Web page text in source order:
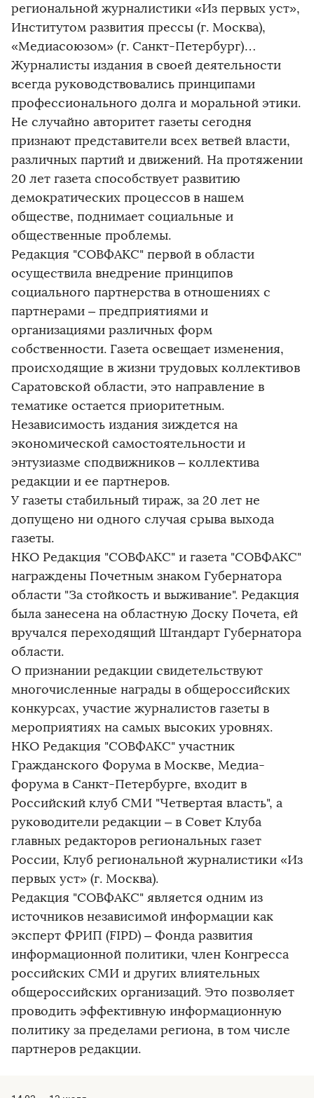
региональной журналистики «Из первых уст»,
Институтом развития прессы (г. Москва),
«Медиасоюзом» (г. Санкт-Петербург)…
Журналисты издания в своей деятельности
всегда руководствовались принципами
профессионального долга и моральной этики.
Не случайно авторитет газеты сегодня
признают представители всех ветвей власти,
различных партий и движений. На протяжении
20 лет газета способствует развитию
демократических процессов в нашем
обществе, поднимает социальные и
общественные проблемы.
Редакция "СОВФАКС" первой в области
осуществила внедрение принципов
социального партнерства в отношениях с
партнерами – предприятиями и
организациями различных форм
собственности. Газета освещает изменения,
происходящие в жизни трудовых коллективов
Саратовской области, это направление в
тематике остается приоритетным.
Независимость издания зиждется на
экономической самостоятельности и
энтузиазме сподвижников – коллектива
редакции и ее партнеров.
У газеты стабильный тираж, за 20 лет не
допущено ни одного случая срыва выхода
газеты.
НКО Редакция "СОВФАКС" и газета "СОВФАКС"
награждены Почетным знаком Губернатора
области "За стойкость и выживание". Редакция
была занесена на областную Доску Почета, ей
вручался переходящий Штандарт Губернатора
области.
О признании редакции свидетельствуют
многочисленные награды в общероссийских
конкурсах, участие журналистов газеты в
мероприятиях на самых высоких уровнях.
НКО Редакция "СОВФАКС" участник
Гражданского Форума в Москве, Медиа-
форума в Санкт-Петербурге, входит в
Российский клуб СМИ "Четвертая власть", а
руководители редакции – в Совет Клуба
главных редакторов региональных газет
России, Клуб региональной журналистики «Из
первых уст» (г. Москва).
Редакция "СОВФАКС" является одним из
источников независимой информации как
эксперт ФРИП (FIPD) – Фонда развития
информационной политики, член Конгресса
российских СМИ и других влиятельных
общероссийских организаций. Это позволяет
проводить эффективную информационную
политику за пределами региона, в том числе
партнеров редакции.